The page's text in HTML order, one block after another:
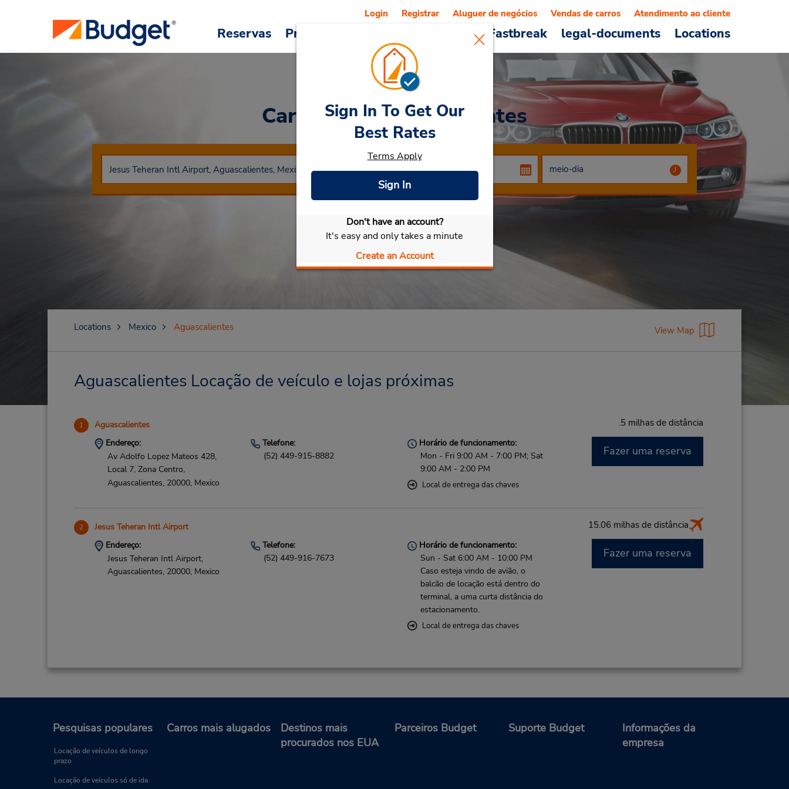
Reservas Promoções Veículos e serviços Fastbreak legal-documents Locations
Login Registrar Aluguer de negócios Vendas de carros Atendimento ao cliente
Car RentalAguascalientes
Selecionar meu carro
Sign In To Get Our
Best Rates
Terms Apply
Sign In
Don't have an account?
It's easy and only takes a minute
Create an Account
Locations Mexico Aguascalientes View Map
Aguascalientes Locação de veículo e lojas próximas
1 Aguascalientes .5 milhas de distância
Endereço:
Av Adolfo Lopez Mateos 428,
Local 7, Zona Centro,
Aguascalientes, 20000, Mexico
Telefone:
(52) 449-915-8882
Horário de funcionamento:
Mon - Fri 9:00 AM - 7:00 PM; Sat
9:00 AM - 2:00 PM
Local de entrega das chaves
Fazer uma reserva
2 Jesus Teheran Intl Airport 15.06 milhas de distância
Endereço:
Jesus Teheran Intl Airport,
Aguascalientes, 20000, Mexico
Telefone:
(52) 449-916-7673
Horário de funcionamento:
Sun - Sat 6:00 AM - 10:00 PM
Caso esteja vindo de avião, o
balcão de locação está dentro do
terminal, a uma curta distância do
estacionamento.
Local de entrega das chaves
Fazer uma reserva
Pesquisas populares
Locação de veículos de longo
prazo
Locação de veículos só de ida
Carros mais alugados
Destinos mais
procurados nos EUA
Parceiros Budget Suporte Budget
Informações da
empresa